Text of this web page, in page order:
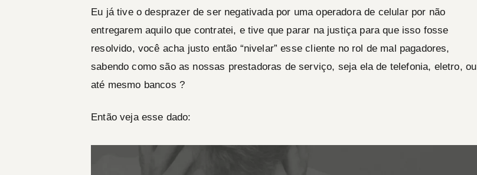
Eu já tive o desprazer de ser negativada por uma operadora de celular por não
entregarem aquilo que contratei, e tive que parar na justiça para que isso fosse
resolvido, você acha justo então “nivelar” esse cliente no rol de mal pagadores,
sabendo como são as nossas prestadoras de serviço, seja ela de telefonia, eletro, ou
até mesmo bancos ?
Então veja esse dado: